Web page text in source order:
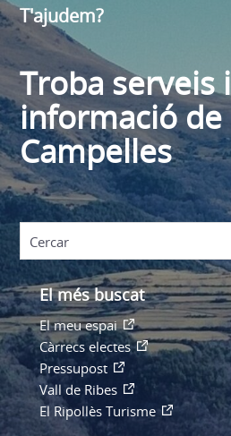
T'ajudem?
Troba serveis i
informació de
Campelles
El més buscat
El meu espai
Càrrecs electes
Pressupost
Vall de Ribes
El Ripollès Turisme